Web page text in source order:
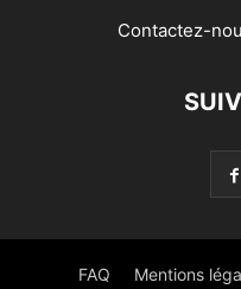
Contactez-
FAQ Mentions